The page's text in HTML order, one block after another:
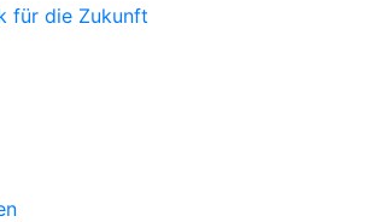
für die Zukunft